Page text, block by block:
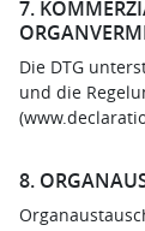
7.
Die DTG
und die
8.